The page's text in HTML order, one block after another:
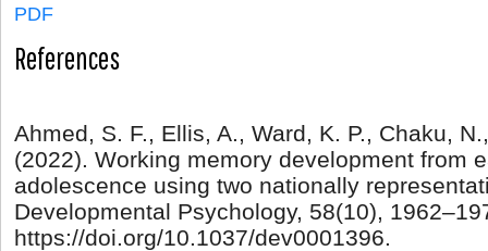
PDF
References
Ahmed, S. F., Ellis, A., Ward, K. P., Chaku,
(2022). Working memory development from
adolescence using two nationally
Developmental Psychology, 58(10),
https://doi.org/10.1037/dev0001396.